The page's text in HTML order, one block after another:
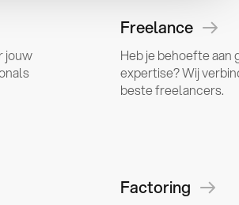
jouw
Freelance
Heb je behoefte aan
expertise? Wij
beste freelancers.
Factoring